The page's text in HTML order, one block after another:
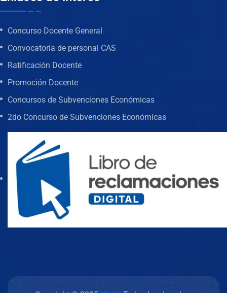
Concurso Docente General
Convocatoria de personal CAS
Ratificación Docente
Promoción Docente
Concursos de Subvenciones Económicas
2do Concurso de Subvenciones Económicas